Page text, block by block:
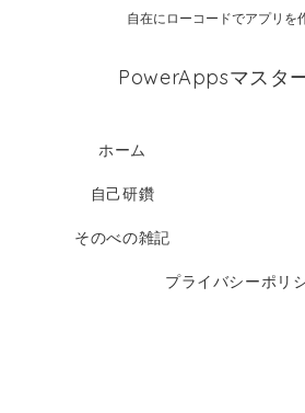
自在にローコードでアプリを
PowerAppsマスタ
ホーム
自己研鑽
そのべの雑記
プライバシーポリ